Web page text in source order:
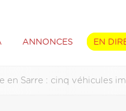
ANNONCES EN
en Sarre : cinq véhicules